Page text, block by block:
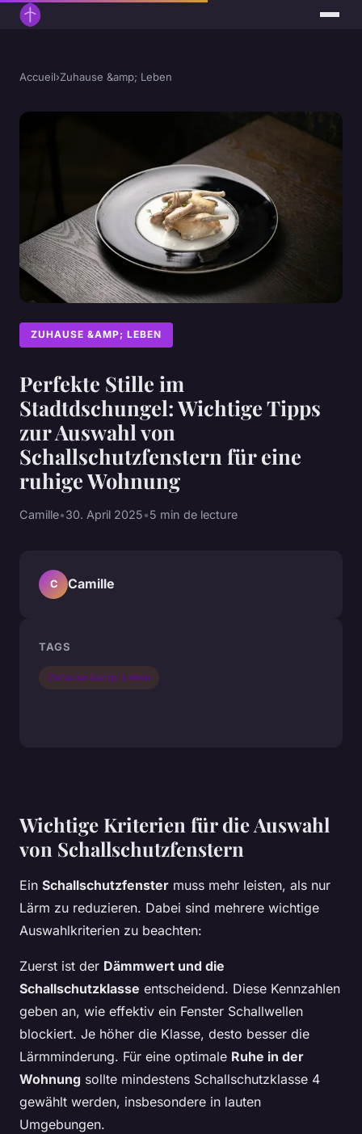
Accueil›Zuhause &amp; Leben
ZUHAUSE &AMP; LEBEN
Perfekte Stille im
Stadtdschungel: Wichtige Tipps
zur Auswahl von
Schallschutzfenstern für eine
ruhige Wohnung
Camille•30. April 2025•5 min de lecture
Wichtige Kriterien für die Auswahl
von Schallschutzfenstern
Ein Schallschutzfenster muss mehr leisten, als nur
Lärm zu reduzieren. Dabei sind mehrere wichtige
Auswahlkriterien zu beachten:
Zuerst ist der Dämmwert und die
Schallschutzklasse entscheidend. Diese Kennzahlen
geben an, wie effektiv ein Fenster Schallwellen
blockiert. Je höher die Klasse, desto besser die
Lärmminderung. Für eine optimale Ruhe in der
Wohnung sollte mindestens Schallschutzklasse 4
gewählt werden, insbesondere in lauten
Umgebungen.
C Camille
TAGS
Zuhause &amp; Leben